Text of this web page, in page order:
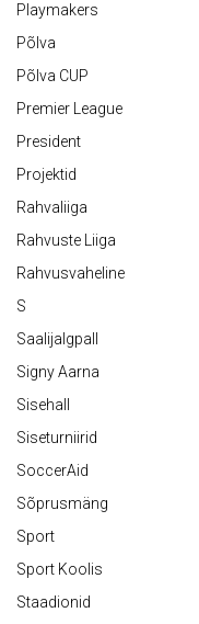
Playmakers
Põlva
Põlva CUP
Premier League
President
Projektid
Rahvaliiga
Rahvuste Liiga
Rahvusvaheline
S
Saalijalgpall
Signy Aarna
Sisehall
Siseturniirid
SoccerAid
Sõprusmäng
Sport
Sport Koolis
Staadionid